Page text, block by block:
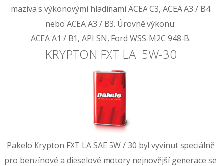
maziva s výkonovými hladinami ACEA C3, ACEA A3 / B4
nebo ACEA A3 / B3. Úrovně výkonu:
ACEA A1 / B1, API SN, Ford WSS-M2C 948-B.
KRYPTON FXT LA 5W-30
Pakelo Krypton FXT LA SAE 5W / 30 byl vyvinut speciálně
pro benzínové a dieselové motory nejnovější generace se